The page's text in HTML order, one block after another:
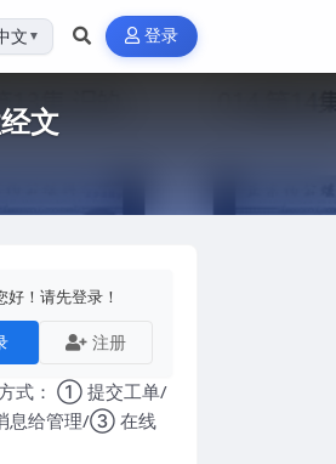
文 ▼ 登录
文
好！请先登录！
注册
式： ① 提交工单/
息给管理/③ 在线